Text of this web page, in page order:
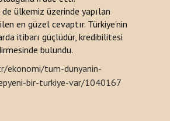
ülkemiz üzerinde yapılan
en güzel cevaptır. Türkiye'nin
itibarı güçlüdür, kredibilitesi
bulundu.
tum-dunyanin-
bir-turkiye-var/1040167